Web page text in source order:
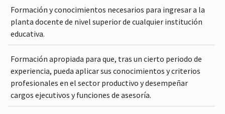
Formación y conocimientos necesarios para ingresar a la
planta docente de nivel superior de cualquier institución
educativa.
Formación apropiada para que, tras un cierto periodo de
experiencia, pueda aplicar sus conocimientos y criterios
profesionales en el sector productivo y desempeñar
cargos ejecutivos y funciones de asesoría.